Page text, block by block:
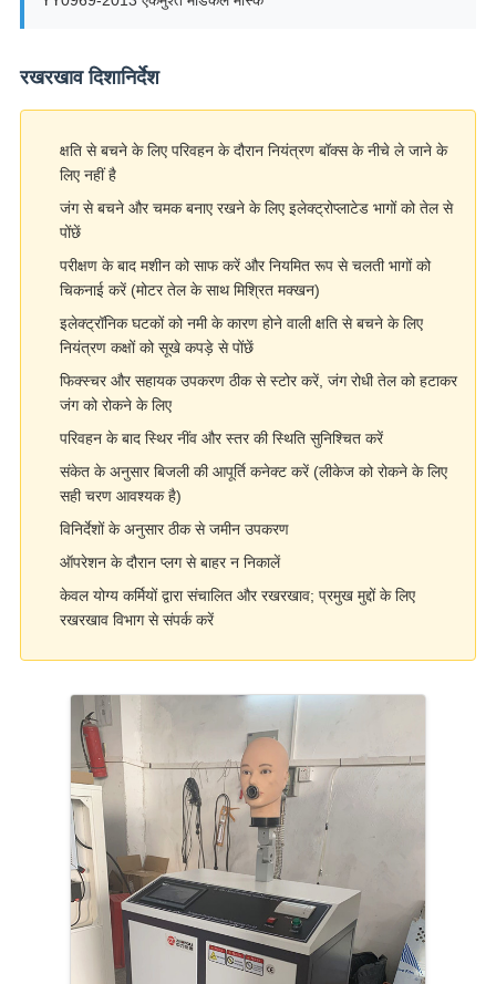
रखरखाव दिशानिर्देश
क्षति से बचने के लिए परिवहन के दौरान नियंत्रण बॉक्स के नीचे ले जाने के
लिए नहीं है
जंग से बचने और चमक बनाए रखने के लिए इलेक्ट्रोप्लाटेड भागों को तेल से
पोंछें
परीक्षण के बाद मशीन को साफ करें और नियमित रूप से चलती भागों को
चिकनाई करें (मोटर तेल के साथ मिश्रित मक्खन)
इलेक्ट्रॉनिक घटकों को नमी के कारण होने वाली क्षति से बचने के लिए
नियंत्रण कक्षों को सूखे कपड़े से पोंछें
फिक्स्चर और सहायक उपकरण ठीक से स्टोर करें, जंग रोधी तेल को हटाकर
जंग को रोकने के लिए
परिवहन के बाद स्थिर नींव और स्तर की स्थिति सुनिश्चित करें
संकेत के अनुसार बिजली की आपूर्ति कनेक्ट करें (लीकेज को रोकने के लिए
सही चरण आवश्यक है)
विनिर्देशों के अनुसार ठीक से जमीन उपकरण
ऑपरेशन के दौरान प्लग से बाहर न निकालें
केवल योग्य कर्मियों द्वारा संचालित और रखरखाव; प्रमुख मुद्दों के लिए
रखरखाव विभाग से संपर्क करें